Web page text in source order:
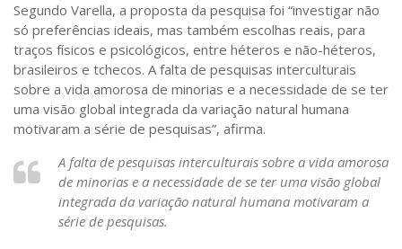
Segundo Varella, a proposta da pesquisa foi “investigar não
só preferências ideais, mas também escolhas reais, para
traços físicos e psicológicos, entre héteros e não-héteros,
brasileiros e tchecos. A falta de pesquisas interculturais
sobre a vida amorosa de minorias e a necessidade de se ter
uma visão global integrada da variação natural humana
motivaram a série de pesquisas”, afirma.
A falta de pesquisas interculturais sobre a vida amorosa
de minorias e a necessidade de se ter uma visão global
integrada da variação natural humana motivaram a
série de pesquisas.